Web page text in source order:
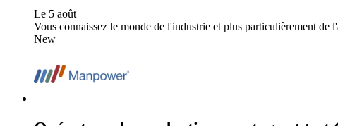
Le 5 août
Vous connaissez le monde de l'industrie et plus particulièrement
New